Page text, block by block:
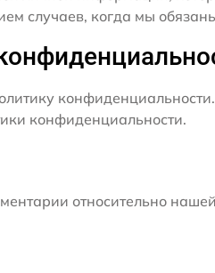
случаев, когда мы
конфиденциальности.
относительно